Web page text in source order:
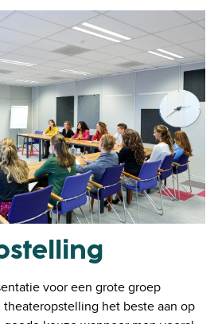
voor een grote groep
theateropstelling het beste aan op